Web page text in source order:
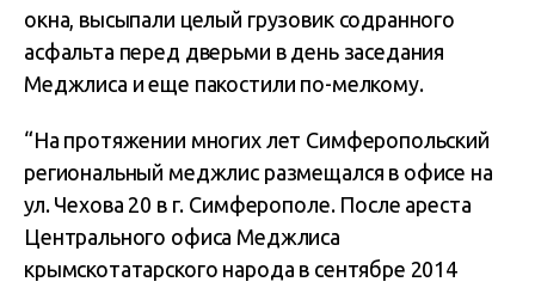
окна, высыпали целый грузовик содранного
асфальта перед дверьми в день заседания
Меджлиса и еще пакостили по-мелкому.
“На протяжении многих лет Симферопольский
региональный меджлис размещался в офисе на
ул. Чехова 20 в г. Симферополе. После ареста
Центрального офиса Меджлиса
крымскотатарского народа в сентябре 2014